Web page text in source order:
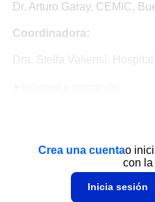
Dr. Arturo Garay, CEMIC,
Coordinadora:
Dra. Stella Valiensi,
Crea una cuentao
con la
Inicia sesión